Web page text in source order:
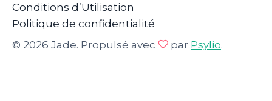
Conditions d’Utilisation
Politique de confidentialité
© 2026 Jade. Propulsé avec
par Psylio.